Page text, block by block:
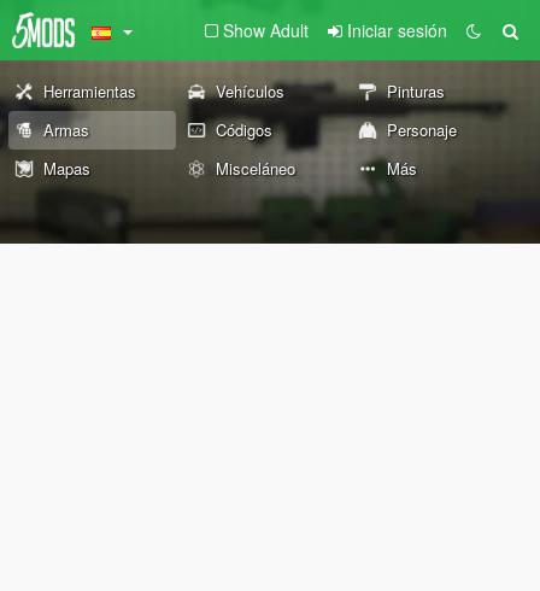
Show Adult Iniciar sesión
Herramientas Vehículos
Pinturas
Armas
Códigos
Personaje
Mapas
Misceláneo Más